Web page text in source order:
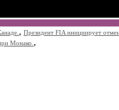
, Президент FIA инициирует
Монако. ,